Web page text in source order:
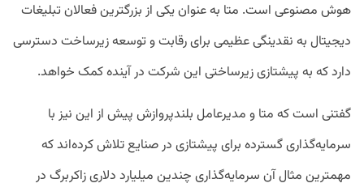
هوش مصنوعی است. متا به عنوان یکی از بزرگترین فعالان تبلیغات
دیجیتال به نقدینگی عظیمی برای رقابت و توسعه زیرساخت دسترسی
دارد که به پیشتازی زیرساختی این شرکت در آینده کمک خواهد.
گفتنی است که متا و مدیرعامل بلند‌پروازش پیش از این نیز با
سرمایه‌گذاری گسترده برای پیشتازی در صنایع تلاش کرده‌‌اند که
مهمترین مثال آن سرمایه‌گذاری چندین میلیارد دلاری زاکربرگ در